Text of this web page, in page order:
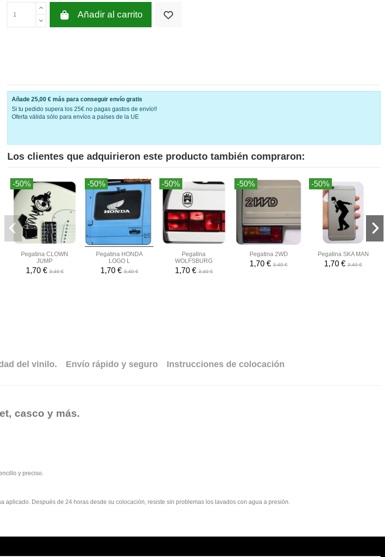
Añadir al carrito
Añade 25,00 € más para conseguir envío gratis
Si tu pedido supera los 25€ no pagas gastos de envío!!
Oferta válida sólo para envíos a países de la UE
Los clientes que adquirieron este producto también compraron:
-50%
Pegatina CLOWN
JUMP
1,70 €3,40 €
-50%
Pegatina HONDA
LOGO L
1,70 €3,40 €
-50%
Pegatina
WOLFSBURG
1,70 € 3,40 €
-50%
Pegatina 2WD
1,70 €3,40 €
-50%
Pegatina SKA MAN
1,70 €3,40 €
del vinilo. Envío rápido y seguro
Instrucciones de colocación
casco y más.
y preciso.
Después de 24 horas desde su colocación, resiste sin problemas los lavados con agua a presión.